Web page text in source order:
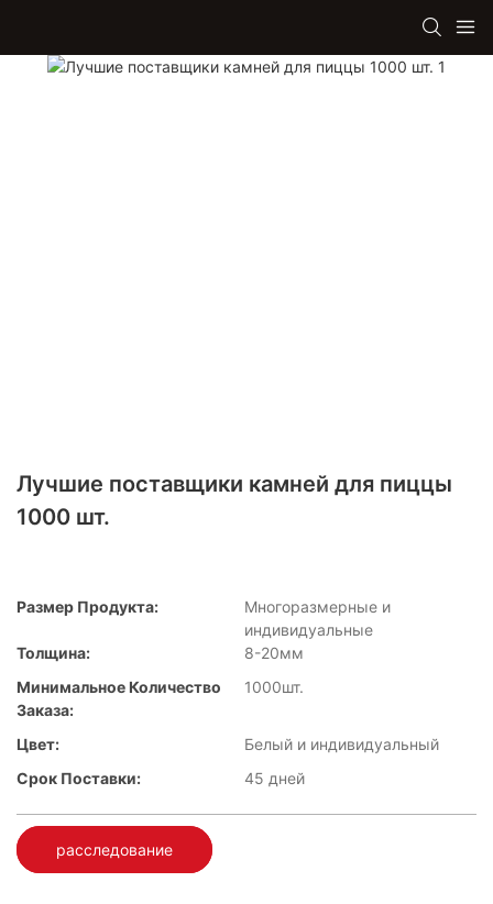
Лучшие поставщики камней для пиццы
1000 шт.
Размер Продукта:
Многоразмерные и
индивидуальные
Толщина:
8-20мм
Минимальное Количество
Заказа:
1000шт.
Цвет:
Белый и индивидуальный
Срок Поставки:
45 дней
расследование